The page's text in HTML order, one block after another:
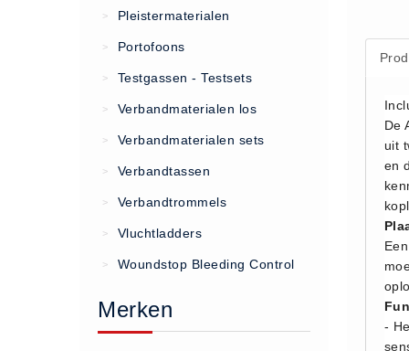
AED apparaten (11)
AED apparaten (11)
AED batterijen (12)
AED binnen - buiten kasten (11)
AED elektroden (18)
AED tassen (14)
BHV kasten (5)
> Pleistermaterialen
> Portofoons
> Testgassen - Testsets
> Verbandmaterialen los
> Verbandmaterialen sets
> Verbandtassen
> Verbandtrommels
> Vluchtladders
> Woundstop Bleeding Control
Merken
De
uit
en
-